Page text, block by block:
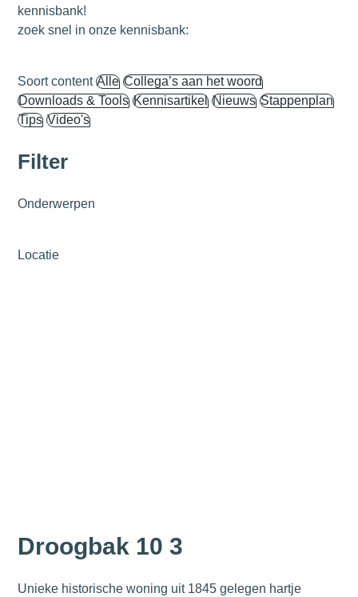
kennisbank!
zoek snel in onze kennisbank:
Soort content Alle Collega’s aan het woord
Downloads & Tools Kennisartikel Nieuws Stappenplan
Tips Video's
Filter
Onderwerpen
Locatie
Droogbak 10 3
Unieke historische woning uit 1845 gelegen hartje